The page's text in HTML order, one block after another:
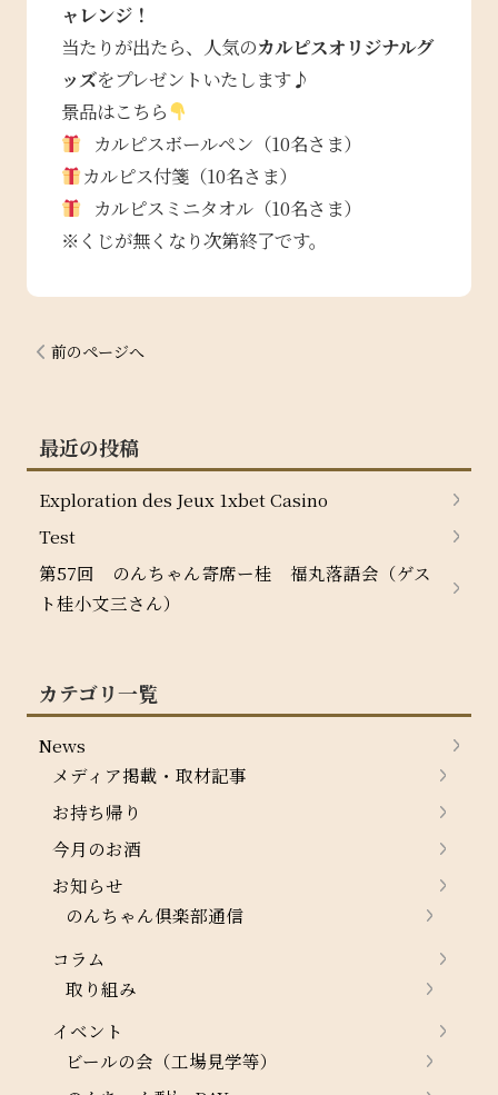
ャレンジ！
当たりが出たら、人気のカルピスオリジナルグ
ッズをプレゼントいたします♪
景品はこちら
カルピスボールペン（10名さま）
カルピス付箋（10名さま）
カルピスミニタオル（10名さま）
※くじが無くなり次第終了です。
前のページへ
最近の投稿
Exploration des Jeux 1xbet Casino
Test
第57回 のんちゃん寄席ー桂 福丸落語会（ゲス
ト桂小文三さん）
カテゴリ一覧
News
メディア掲載・取材記事
お持ち帰り
今月のお酒
お知らせ
のんちゃん倶楽部通信
コラム
取り組み
イベント
ビールの会（工場見学等）